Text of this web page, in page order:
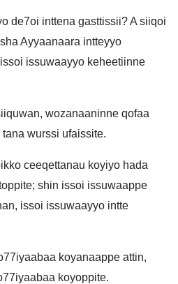
de7oi inttena gasttissii? A siiqoi
Ayyaanaara intteyyo
issuwaayyo keheetiinne
wozanaaninne qofaa
wurssi ufaissite.
ceeqettanau koyiyo hada
shin issoi issuwaappe
issoi issuwaayyo intte
koyanaappe attin,
koyoppite.